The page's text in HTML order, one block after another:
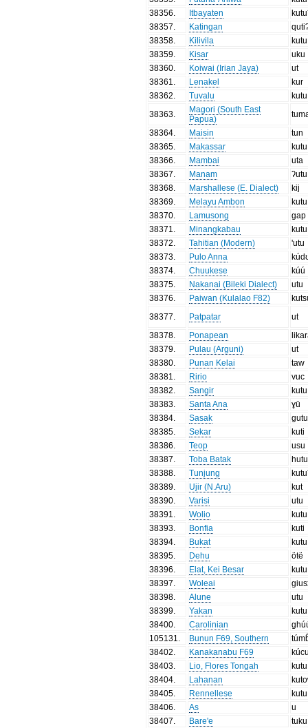
38356
Itbayaten
38357
Katingan
38358
Kilivila
kutu
38359
Kisar
uku
38360
Koiwai (Irian Jaya)
ut
38361
Lenakel
kur
38362
Tuvalu
kutu
38363
Magori (South East
Papua)
38364
Maisin
tun
38365
Makassar
kutu
38366
Mambai
uta
38367
Manam
ʔutu
38368
Marshallese (E. Dialect)
kij
38369
Melayu Ambon
kutu
38370
Lamusong
gap
38371
Minangkabau
kutu
38372
Tahitian (Modern)
'utu
38373
Pulo Anna
38374
Chuukese
kúú
38375
Nakanai (Bileki Dialect)
utu
38376
Paiwan (Kulalao F82)
38377
Patpatar
ut
38378
Ponapean
38379
Pulau (Arguni)
ut
38380
Punan Kelai
taw
38381
Ririo
vuc
38382
Sangir
kutu
38383
Santa Ana
ɣū
38384
Sasak
gutu
38385
Sekar
kuti
38386
Teop
usu
38387
Toba Batak
hutu
38388
Tunjung
38389
Ujir (N.Aru)
kut
38390
Varisi
utu
38391
Wolio
kutu
38393
Bonfia
kuti
38394
Bukat
kutu
38395
Dehu
ötë
38396
Elat, Kei Besar
kutu
38397
Woleai
38398
Alune
utu
38399
Yakan
kutu
38400
Carolinian
105131
Bunun F69, Southern
38402
Kanakanabu F69
38403
Lio, Flores Tongah
kutu
38404
Lahanan
38405
Rennellese
kutu
38406
As
u
38407
Bare'e
tuku